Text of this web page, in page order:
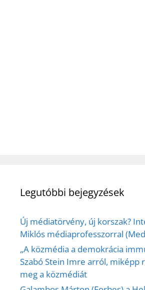
Legutóbbi bejegyzések
Új médiatörvény, új korszak?
Miklós médiaprofesszorral
„A közmédia a demokrácia
Szabó Stein Imre arról, miképp
meg a közmédiát